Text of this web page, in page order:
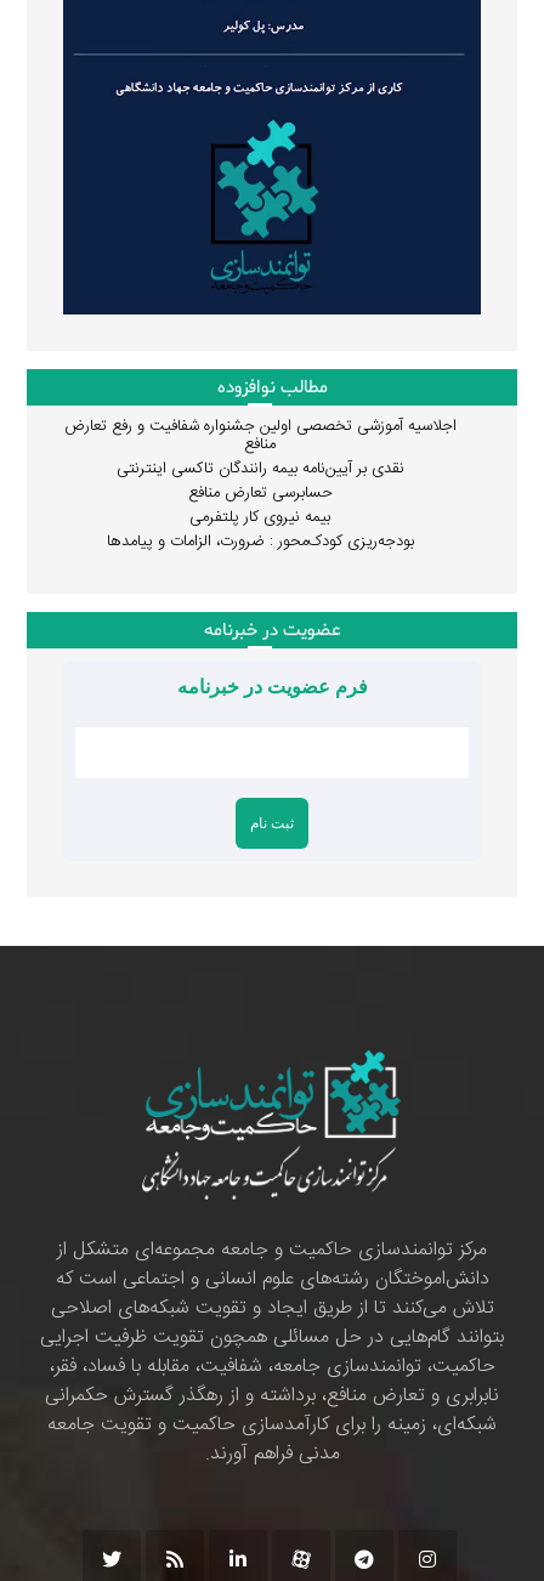
مطالب نوافزوده
اجلاسیه آموزشی تخصصی اولین جشنواره شفافیت و رفع تعارض
منافع
نقدی بر آیین‌نامه بیمه رانندگان تاکسی اینترنتی
حسابرسی تعارض منافع
بیمه نیروی کار پلتفرمی
بودجه‌ریزی کودک‌محور : ضرورت، الزامات و پیامدها
عضویت در خبرنامه
فرم عضویت در خبرنامه
مرکز توانمندسازی حاکمیت و جامعه مجموعه‌ای متشکل از
دانش‌اموختگان رشته‌های علوم انسانی و اجتماعی است که
تلاش می‌کنند تا از طریق ایجاد و تقویت شبکه‌های اصلاحی
بتوانند گام‌هایی در حل مسائلی همچون تقویت ظرفیت اجرایی
حاکمیت، توانمندسازی جامعه، شفافیت، مقابله با فساد، فقر،
نابرابری و تعارض منافع، برداشته و از رهگذر گسترش حکمرانی
شبکه‌ای، زمینه را برای کارآمدسازی حاکمیت و تقویت جامعه
مدنی فراهم آورند.